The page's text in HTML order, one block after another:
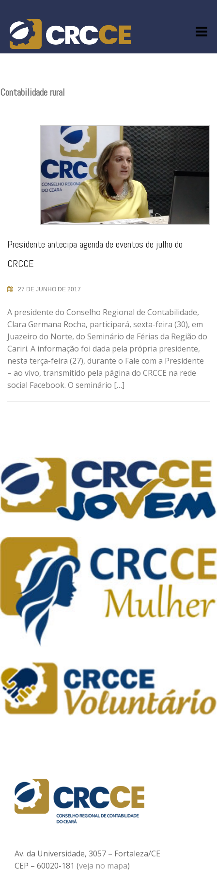
content
Contabilidade rural
Presidente antecipa agenda de eventos de julho do
CRCCE
27 DE JUNHO DE 2017
A presidente do Conselho Regional de Contabilidade,
Clara Germana Rocha, participará, sexta-feira (30), em
Juazeiro do Norte, do Seminário de Férias da Região do
Cariri. A informação foi dada pela própria presidente,
nesta terça-feira (27), durante o Fale com a Presidente
– ao vivo, transmitido pela página do CRCCE na rede
social Facebook. O seminário […]
Av. da Universidade, 3057 – Fortaleza/CE
CEP – 60020-181 (veja no mapa)